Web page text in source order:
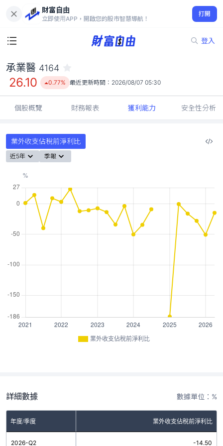
財富自由
立即使用APP，開啟您的股市智慧導航！
打開
登入
26.10
0.77%
承業醫 4164
26.10 0.77% 最近更新時間： 2026/08/07 05:30
個股概覽 財務報表 獲利能力 安全性分析
業外收支佔稅前淨利比
近5年 季報
業外收支佔稅前淨利比
詳細數據 數據單位：%
年度/季度 業外收支佔稅前淨利比
2026-Q2 -14.50